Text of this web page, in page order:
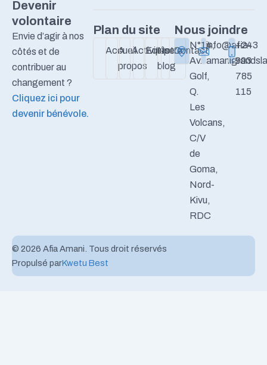
Devenir
volontaire
Envie d’agir à nos
côtés et de
contribuer au
changement ?
Cliquez ici pour
devenir bénévole.
Plan du site
Accueil
A
propos
Activités
Equipe
Notre
blog
Contact
Nous joindre
N°14,
Av.
Golf,
Q.
Les
Volcans,
C/V
de
Goma,
Nord-
Kivu,
RDC
info@afia-
+243
993
785
115
© 2026 Afia Amani. Tous droit réservés
Propulsé parKwetu Best